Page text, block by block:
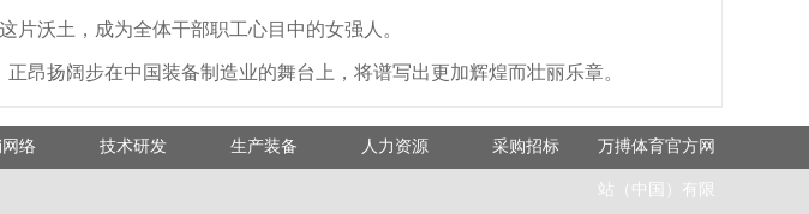
片沃土，成为全体干部职工心目中的女强人。
昂扬阔步在中国装备制造业的舞台上，将谱写出更加辉煌而壮丽乐章。
络 技术研发 生产装备 人力资源 采购招标 万搏体育官方网
站（中国）有限